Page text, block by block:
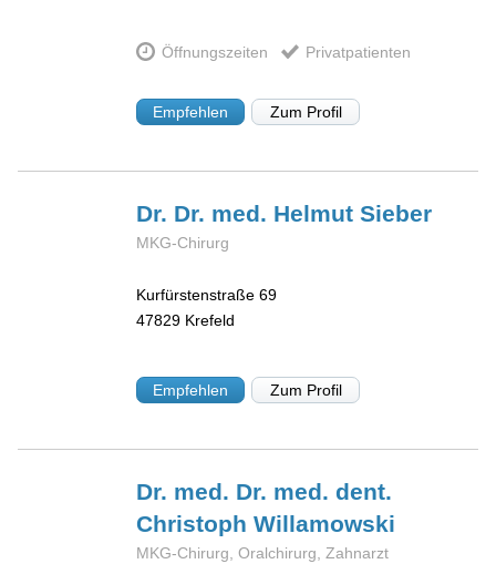
Öffnungszeiten Privatpatienten
Empfehlen Zum Profil
Dr. Dr. med. HelmutSieber
MKG-Chirurg
Kurfürstenstraße 69
47829 Krefeld
Empfehlen Zum Profil
Dr. med. Dr. med. dent.
ChristophWillamowski
MKG-Chirurg, Oralchirurg, Zahnarzt